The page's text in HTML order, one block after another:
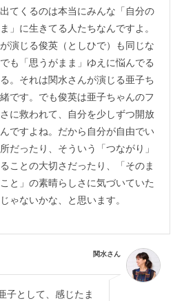
てくるのは本当にみんな「自分の
」に生きてる人たちなんですよ。
演じる俊英（としひで）も同じな
も「思うがまま」ゆえに悩んでる
。それは関水さんが演じる亜子ち
です。でも俊英は亜子ちゃんのフ
に救われて、自分を少しずつ開放
ですよね。だから自分が自由でい
だったり、そういう「つながり」
ことの大切さだったり、「そのま
と」の素晴らしさに気づいていた
ゃないかな、と思います。
関水さん
子として、感じたま